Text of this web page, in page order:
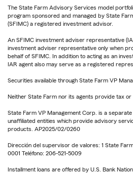
The State Farm Advisory Services model
program sponsored and managed by State
(SFIMC) a registered investment advisor.
An SFIMC investment adviser representative
investment adviser representative only when
behalf of SFIMC. In addition to acting as an
IAR agent also may serve as a registered
Securities available through State Farm VP
Neither State Farm nor its agents provide tax or
State Farm VP Management Corp. is a
unaffiliated entities which provide advisory
products. AP2025/02/0260
Dirección del supervisor de valores: 1 State
0001 Teléfono: 206-521-5009
Installment loans are offered by U.S. Bank